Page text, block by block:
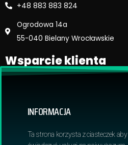
+48 883 883 824
Ogrodowa 14a
55-040 Bielany Wrocławskie
Wsparcie klienta
Dostawa i płatność
Obowiązek informacyjny RODO
INFORMACJA
Ta strona korzysta z ciasteczek aby